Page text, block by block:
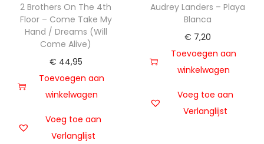
2 Brothers On The 4th
Floor – Come Take My
Hand / Dreams (Will
Come Alive)
€ 44,95
Toevoegen aan
winkelwagen
Voeg toe aan
Verlanglijst
Audrey Landers – Playa
Blanca
€ 7,20
Toevoegen aan
winkelwagen
Voeg toe aan
Verlanglijst